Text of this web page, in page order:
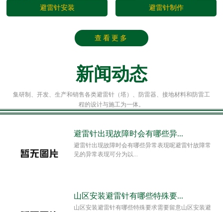
避雷针安装 避雷针制作
查看更多
新闻动态
集研制、开发、生产和销售各类避雷针（塔）、防雷器、接地材料和防雷工
程的设计与施工为一体。
避雷针出现故障时会有哪些异...
避雷针出现故障时会有哪些异常表现呢避雷针故障常
见的异常表现可分为以...
山区安装避雷针有哪些特殊要...
山区安装避雷针有哪些特殊要求需要留意山区安装避